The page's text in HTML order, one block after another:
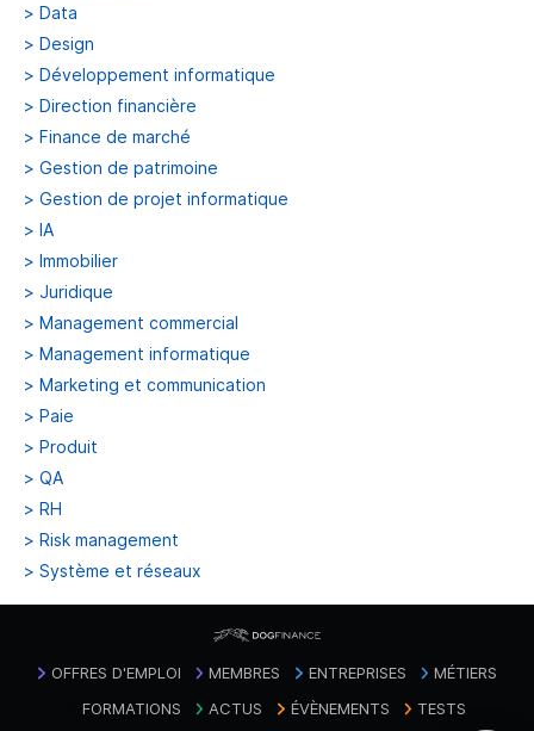
> Data
> Design
> Développement informatique
> Direction financière
> Finance de marché
> Gestion de patrimoine
> Gestion de projet informatique
> IA
> Immobilier
> Juridique
> Management commercial
> Management informatique
> Marketing et communication
> Paie
> Produit
> QA
> RH
> Risk management
> Système et réseaux
OFFRES D'EMPLOI MEMBRES ENTREPRISES
MÉTIERS
FORMATIONS
ACTUS ÉVÈNEMENTS TESTS